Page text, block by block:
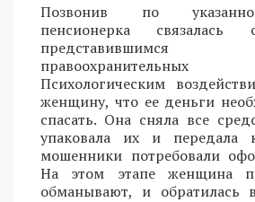
Позвонив по
пенсионерка связалась
представившимся
Психологическим
женщину, что ее деньги
спасать. Она сняла все
упаковала их и передала
мошенники потребовали
На этом этапе женщина
обманывают, и